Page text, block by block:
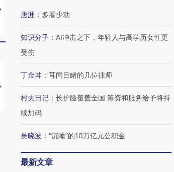
马航飞行员跨国走私7万
粒摇头丸 尿检体内含3种
育部长拱下台
飞地休
【推广】走进第四届链博
会，让数智科技“链”接产
【特别呈现】寻找100种
【商
CFO
唐涯 ： 多看少动
知识分子 ： AI冲击之下，年轻人与高学历女性更
受伤
丁金坤 ： 耳闻目睹的几位律师
村夫日记 ： 长护险覆盖全国 筹资和服务给予将持
续加码
吴晓波 ： “沉睡”的10万亿元公积金
最新文章